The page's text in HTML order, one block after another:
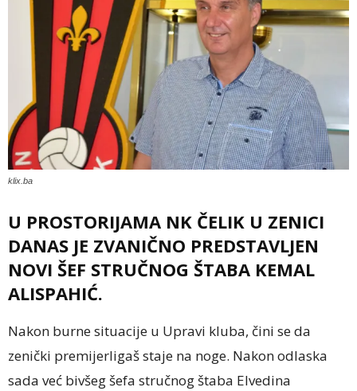
klix.ba
U PROSTORIJAMA NK ČELIK U ZENICI
DANAS JE ZVANIČNO PREDSTAVLJEN
NOVI ŠEF STRUČNOG ŠTABA KEMAL
ALISPAHIĆ.
Nakon burne situacije u Upravi kluba, čini se da
zenički premijerligaš staje na noge. Nakon odlaska
sada već bivšeg šefa stručnog štaba Elvedina